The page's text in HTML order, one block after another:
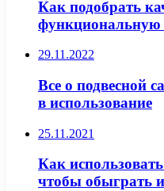
Как подобрать
функциональную
29.11.2022
Все о подвесной
в использование
25.11.2021
Как
чтобы обыграть